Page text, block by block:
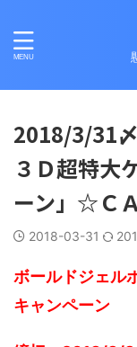
2018/3/31
３Ｄ超特大
ーン」☆Ｃ
2018-03-31
ボールドジェル
キャンペーン